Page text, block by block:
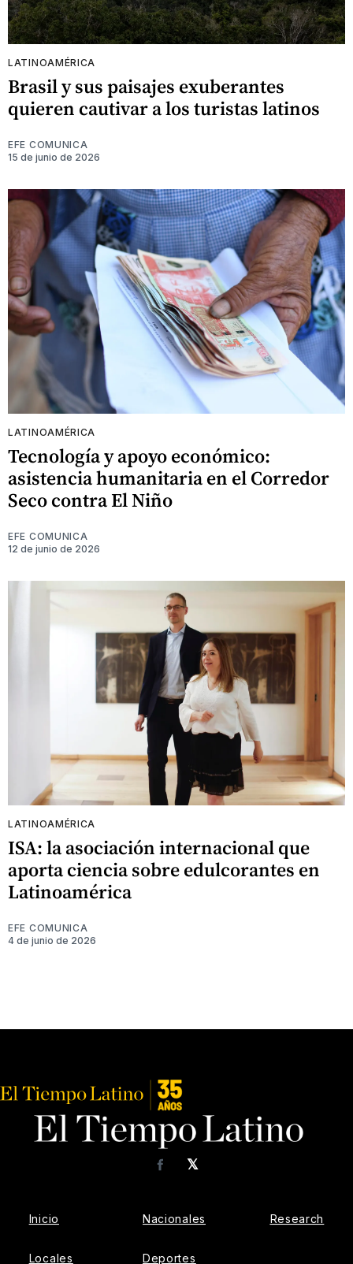
LATINOAMÉRICA
Brasil y sus paisajes exuberantes
quieren cautivar a los turistas latinos
EFE COMUNICA
15 de junio de 2026
LATINOAMÉRICA
Tecnología y apoyo económico:
asistencia humanitaria en el Corredor
Seco contra El Niño
EFE COMUNICA
12 de junio de 2026
LATINOAMÉRICA
ISA: la asociación internacional que
aporta ciencia sobre edulcorantes en
Latinoamérica
EFE COMUNICA
4 de junio de 2026
𝕏
Facebook
Inicio
Locales
Nacionales
Deportes
Research